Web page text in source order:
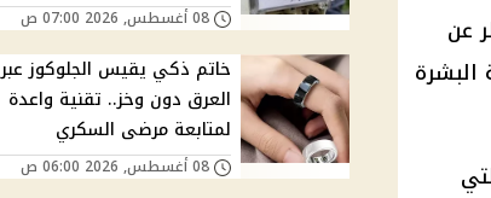
عن
08 أغسطس, 2026 07:00 ص
خاتم ذكي يقيس الجلوكوز عبر
العرق دون وخز.. تقنية واعدة
لمتابعة مرضى السكري
08 أغسطس, 2026 06:00 ص